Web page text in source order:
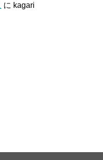
に kagari